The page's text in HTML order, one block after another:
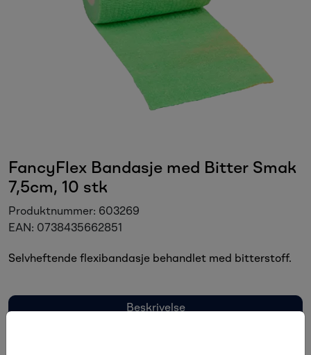
FancyFlex Bandasje med Bitter Smak
7,5cm, 10 stk
Produktnummer: 603269
EAN: 0738435662851
Selvheftende flexibandasje behandlet med bitterstoff.
Beskrivelse